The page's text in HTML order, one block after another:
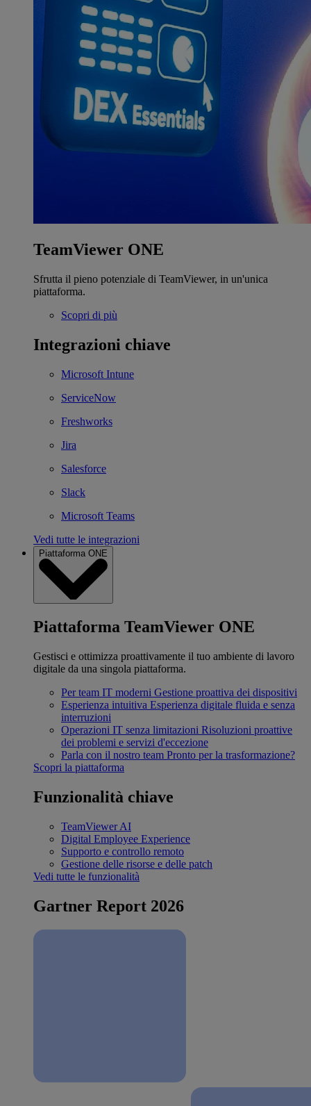
TeamViewer ONE
Sfrutta il pieno potenziale di TeamViewer, in un'unica
piattaforma.
Scopri di più
Integrazioni chiave
Microsoft Intune
ServiceNow
Freshworks
Jira
Salesforce
Slack
Microsoft Teams
Vedi tutte le integrazioni
Piattaforma ONE
Piattaforma TeamViewer ONE
Gestisci e ottimizza proattivamente il tuo ambiente di lavoro
digitale da una singola piattaforma.
Per team IT moderni Gestione proattiva dei dispositivi
Esperienza intuitiva Esperienza digitale fluida e senza
interruzioni
Operazioni IT senza limitazioni Risoluzioni proattive
dei problemi e servizi d'eccezione
Parla con il nostro team Pronto per la trasformazione?
Scopri la piattaforma
Funzionalità chiave
TeamViewer AI
Digital Employee Experience
Supporto e controllo remoto
Gestione delle risorse e delle patch
Vedi tutte le funzionalità
Gartner Report 2026